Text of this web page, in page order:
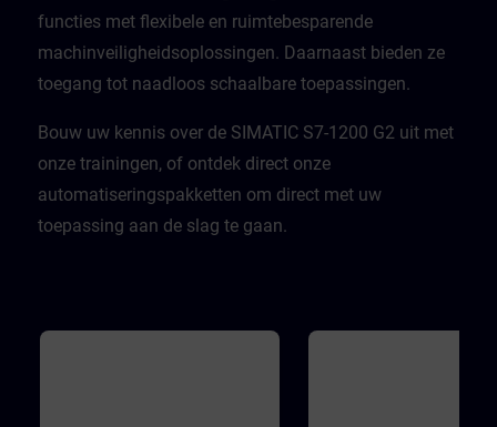
functies met flexibele en ruimtebesparende
machinveiligheidsoplossingen. Daarnaast bieden ze
toegang tot naadloos schaalbare toepassingen. ​
Bouw uw kennis over de SIMATIC S7-1200 G2 uit met
onze trainingen, of ontdek direct onze
automatiseringspakketten om direct met uw
toepassing aan de slag te gaan.